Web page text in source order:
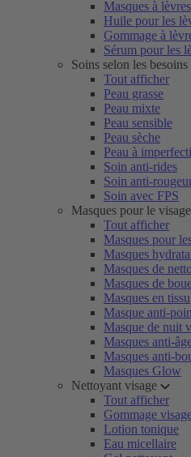
Masques à lèvres
Huile pour les
Gommage à
Sérum pour les
Soins selon les
Tout afficher
Peau grasse
Peau mixte
Peau sensible
Peau sèche
Peau à
Soin anti-rides
Soin anti-
Soin avec FPS
Masques pour le visage
Tout afficher
Masques pour
Masques
Masques de
Masques de
Masques en tissu
Masque anti-
Masque de nuit
Masques anti-
Masques anti-
Masques Glow
Nettoyant visage
Tout afficher
Gommage
Lotion tonique
Eau micellaire